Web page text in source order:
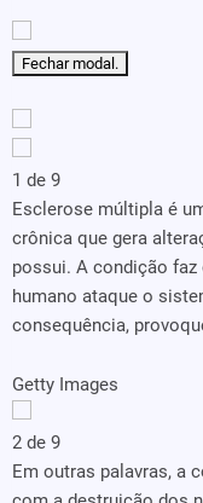
Fechar modal.
1 de 9
Esclerose múltipla é
crônica que gera
possui. A condição
humano ataque o
consequência,
Getty Images
2 de 9
Em outras palavras, a